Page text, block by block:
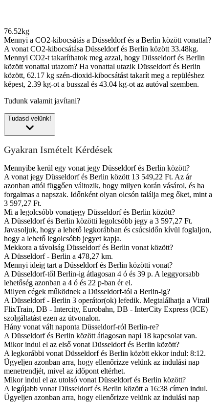
76.52kg
Mennyi a CO2-kibocsátás a Düsseldorf és a Berlin között vonattal?
A vonat CO2-kibocsátása Düsseldorf és Berlin között 33.48kg.
Mennyi CO2-t takaríthatok meg azzal, hogy Düsseldorf és Berlin
között vonattal utazom? Ha vonattal utazik Düsseldorf és Berlin
között, 62.17 kg szén-dioxid-kibocsátást takarít meg a repüléshez
képest, 2.39 kg-ot a busszal és 43.04 kg-ot az autóval szemben.
Tudunk valamit javítani?
Tudasd velünk!
Gyakran Ismételt Kérdések
Mennyibe kerül egy vonat jegy Düsseldorf és Berlin között?
A vonat jegy Düsseldorf és Berlin között 13 549,22 Ft. Az ár
azonban attól függően változik, hogy milyen korán vásárol, és ha
forgalmas a napszak. Időnként olyan olcsón találja meg őket, mint a
3 597,27 Ft.
Mi a legolcsóbb vonatjegy Düsseldorf és Berlin között?
A Düsseldorf és Berlin közötti legolcsóbb jegy a 3 597,27 Ft.
Javasoljuk, hogy a lehető legkorábban és csúcsidőn kívül foglaljon,
hogy a lehető legolcsóbb jegyet kapja.
Mekkora a távolság Düsseldorf és Berlin vonat között?
A Düsseldorf - Berlin a 478,27 km.
Mennyi ideig tart a Düsseldorf és Berlin közötti vonat?
A Düsseldorf-től Berlin-ig átlagosan 4 ó és 39 p. A leggyorsabb
lehetőség azonban a 4 ó és 22 p-ban ér el.
Milyen cégek működnek a Düsseldorf-tól a Berlin-ig?
A Düsseldorf - Berlin 3 operátor(ok) lefedik. Megtalálhatja a Virail
FlixTrain, DB - Intercity, Eurobahn, DB - InterCity Express (ICE)
szolgáltatást ezen az útvonalon.
Hány vonat vált naponta Düsseldorf-ról Berlin-re?
A Düsseldorf és Berlin között átlagosan napi 18 kapcsolat van.
Mikor indul el az első vonat Düsseldorf és Berlin között?
A legkorábbi vonat Düsseldorf és Berlin között ekkor indul: 8:12.
Ügyeljen azonban arra, hogy ellenőrizze velünk az indulási nap
menetrendjét, mivel az időpont eltérhet.
Mikor indul el az utolsó vonat Düsseldorf és Berlin között?
A legújabb vonat Düsseldorf és Berlin között a 16:38 címen indul.
Ügyeljen azonban arra, hogy ellenőrizze velünk az indulási nap